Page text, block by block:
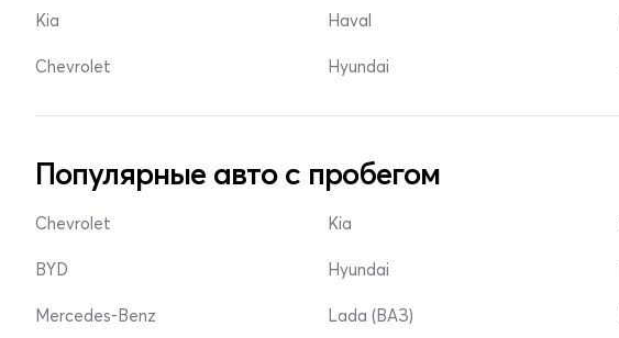
Kia
Chevrolet
Haval
Hyundai
Популярные авто с пробегом
Chevrolet
BYD
Mercedes-Benz
Kia
Hyundai
Lada (ВАЗ)